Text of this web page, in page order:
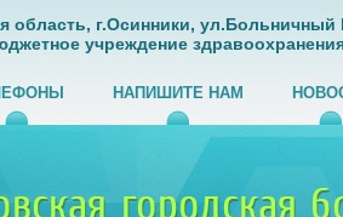
область, г.Осинники, ул.Больничный
учреждение
НАПИШИТЕ НАМ